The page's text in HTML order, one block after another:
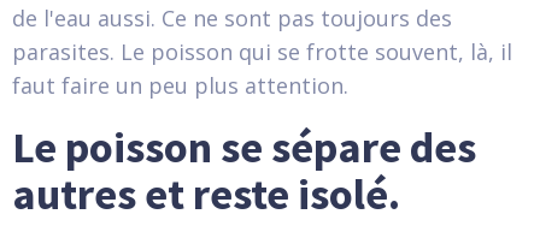
de l'eau aussi. Ce ne sont pas toujours des
parasites. Le poisson qui se frotte souvent, là, il
faut faire un peu plus attention.
Le poisson se sépare des
autres et reste isolé.